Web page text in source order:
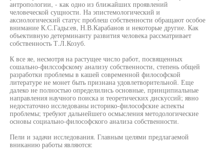
антропологии, - как одно из ближайших проявлений
человеческой сущности. На эпистемологический и
аксиологический статус проблеш собственности обращают особое
внимание К.С.Гады:ев, Н.В.Карабанов и некоторые другие. Как
объективную детерминанту развития человека рассматривает
собственность Т.Л.Козуб.
К все яе, несмотря на растущее число работ, посвященных
сошально-филссофскому анализу собственности, степень общей
разработки проблемы в кашей современной философской
литературе не монет быть признана удовлетворительной. Еще
далеко не полностью определились основные, принципиальные
направления научного поиска и теоретических дискуссий; явно
недостаточно исследованы историко-философские аспекты
проблемы; требуют дальнейшего осмысления методологические
основы социально-философского анализа собственности.
Пели и задачи исследования. Главным целями предлагаемой
вниканию работы являются: